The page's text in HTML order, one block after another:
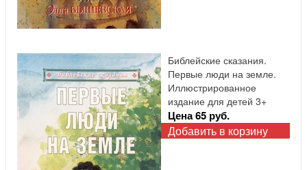
Библейские сказания.
Первые люди на земле.
Иллюстрированное
издание для детей 3+
Цена 65 руб.
Добавить в корзину